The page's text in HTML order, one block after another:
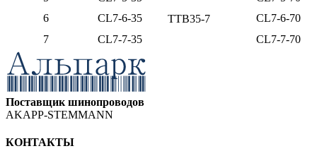
TTB35-7
6
CL7-6-35
CL7-6-70
7
CL7-7-35 CL7-7-70
Поставщик шинопроводов
AKAPP-STEMMANN
КОНТАКТЫ